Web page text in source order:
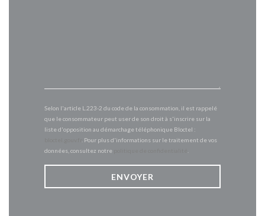
Selon l'article L.223-2 du code de la consommation, il est rappelé
que le consommateur peut user de son droit à s'inscrire sur la
liste d'opposition au démarchage téléphonique Bloctel :
. Pour plus d'informations sur le traitement de vos
données, consultez notre